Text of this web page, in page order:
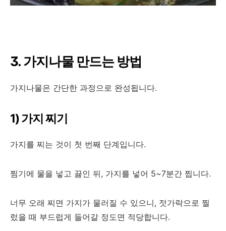
3. 가지나물 만드는 방법
가지나물은 간단한 과정으로 완성됩니다.
1) 가지 찌기
가지를 찌는 것이 첫 번째 단계입니다.
찜기에 물을 넣고 끓인 뒤, 가지를 넣어 5~7분간 찝니다.
너무 오래 찌면 가지가 물러질 수 있으니, 젓가락으로 찔
렀을 때 부드럽게 들어갈 정도면 적당합니다.